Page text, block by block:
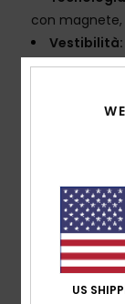
con
Vestibilità:
Realizzato
MATERIA
biologica
gomma
comodità:
il massimo
Altezza
siliconeUS